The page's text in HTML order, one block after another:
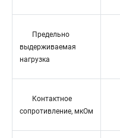
Предельно
выдерживаемая
нагрузка
Контактное
сопротивление, мкОм